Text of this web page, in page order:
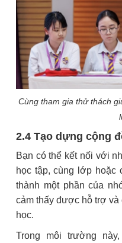
Cùng tham gia thử thách
2.4 Tạo dựng cộng
Bạn có thể kết nối với
học tập, cùng lớp
thành một phần của
cảm thấy được hỗ trợ và
học.
Trong môi trường